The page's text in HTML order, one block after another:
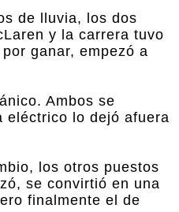
de lluvia, los dos
y la carrera tuvo
ganar, empezó a
Ambos se
eléctrico lo dejó afuera
los otros puestos
se convirtió en una
finalmente el de